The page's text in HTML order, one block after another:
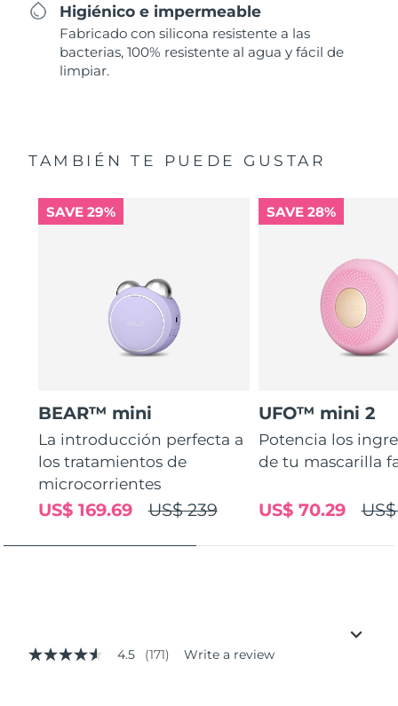
Higiénico e impermeable
Fabricado con silicona resistente a las
bacterias, 100% resistente al agua y fácil de
limpiar.
TAMBIÉN TE PUEDE GUSTAR
SAVE 29%
BEAR™ mini
La introducción perfecta a
los tratamientos de
microcorrientes
US$ 239
US$ 169.69
SAVE 28%
UFO™ mini 2
Potencia los
de tu mascarilla
US$ 70.29
4.5
4.5 (171) Write a review